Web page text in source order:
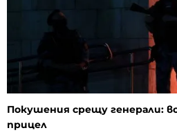
Покушения срещу генерали:
прицел